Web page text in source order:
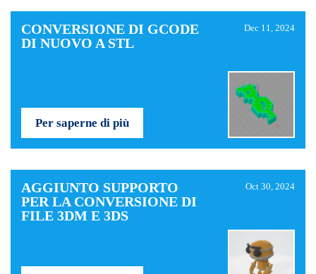
CONVERSIONE DI GCODE
DI NUOVO A STL
Dec 11, 2024
Per saperne di più
AGGIUNTO SUPPORTO
PER LA CONVERSIONE DI
FILE 3DM E 3DS
Oct 30, 2024